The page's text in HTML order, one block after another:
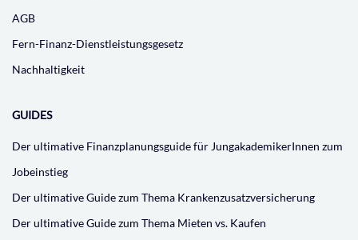
AGB
Fern-Finanz-Dienstleistungsgesetz
Nachhaltigkeit
GUIDES
Der ultimative Finanzplanungsguide für JungakademikerInnen zum
Jobeinstieg
Der ultimative Guide zum Thema Krankenzusatzversicherung
Der ultimative Guide zum Thema Mieten vs. Kaufen